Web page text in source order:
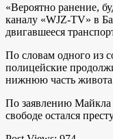
«Вероятно ранение,
каналу «WJZ-TV» в
двигавшееся
По словам одного из
полицейские
нижнюю часть
По заявлению Майкла
свободе остался